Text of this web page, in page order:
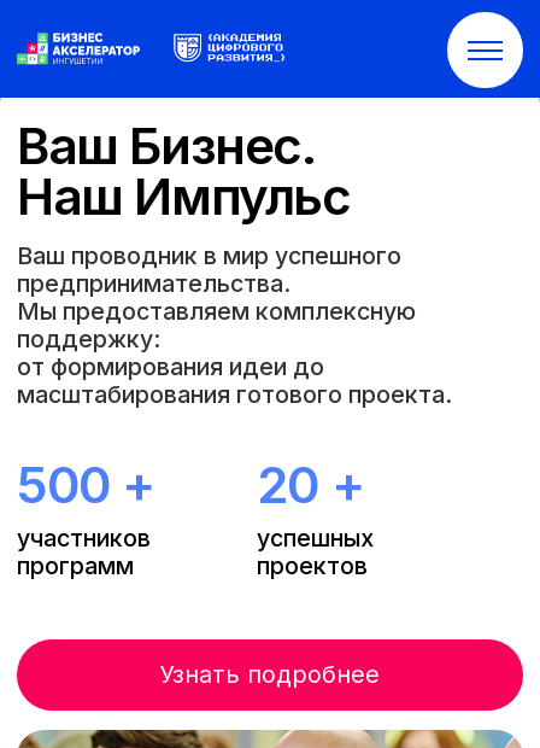
Ваш Бизнес.
Наш Импульс
Узнать подробнее
Ваш проводник в мир успешного
предпринимательства.
Мы предоставляем комплексную
от формирования идеи до
масштабирования готового проекта.
500 +
участников
программ
успешных
проектов